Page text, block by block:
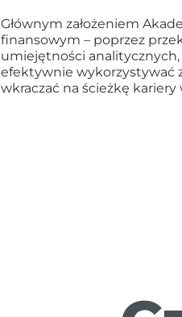
Głównym założeniem
finansowym – poprzez
umiejętności
efektywnie wykorzystywać
wkraczać na ścieżkę